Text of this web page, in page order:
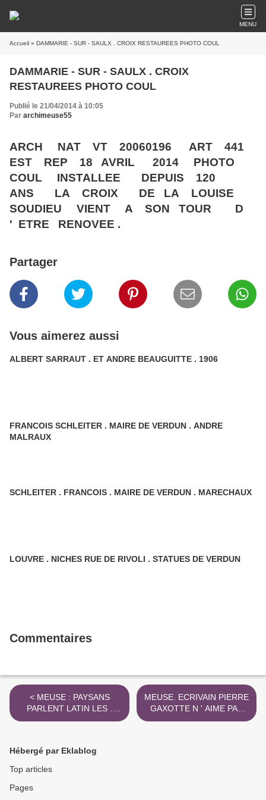
MENU
Accueil » DAMMARIE - SUR - SAULX . CROIX RESTAUREES PHOTO COUL
DAMMARIE - SUR - SAULX . CROIX
RESTAUREES PHOTO COUL
Publié le 21/04/2014 à 10:05
Par archimeuse55
ARCH NAT VT 20060196 ART 441
EST REP 18 AVRIL 2014 PHOTO
COUL INSTALLEE DEPUIS 120
ANS LA CROIX DE LA LOUISE
SOUDIEU VIENT A SON TOUR D
' ETRE RENOVEE .
Partager
Vous aimerez aussi
ALBERT SARRAUT . ET ANDRE BEAUGUITTE . 1906
FRANCOIS SCHLEITER . MAIRE DE VERDUN . ANDRE
MALRAUX
SCHLEITER . FRANCOIS . MAIRE DE VERDUN . MARECHAUX
LOUVRE . NICHES RUE DE RIVOLI . STATUES DE VERDUN
Commentaires
< MEUSE : PAYSANS
PARLENT LATIN LES .
CURES AIMENT GUERRE
MEUSE. ECRIVAIN PIERRE
GAXOTTE N ' AIME PAS
LES FEMMES >
Hébergé par Eklablog
Top articles
Pages